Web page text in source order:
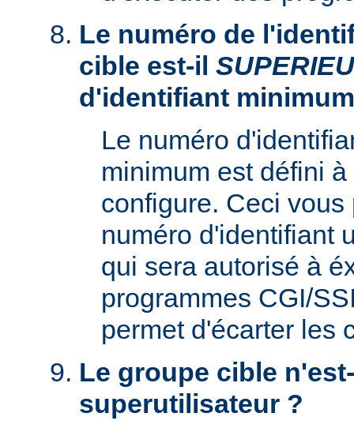
Le numéro de
cible est-il
d'identifiant
Le numéro
minimum est défini
configure. Ceci
numéro d'identifiant
qui sera autorisé à
programmes CGI/
permet d'écarter les
Le groupe cible
superutilisateur ?